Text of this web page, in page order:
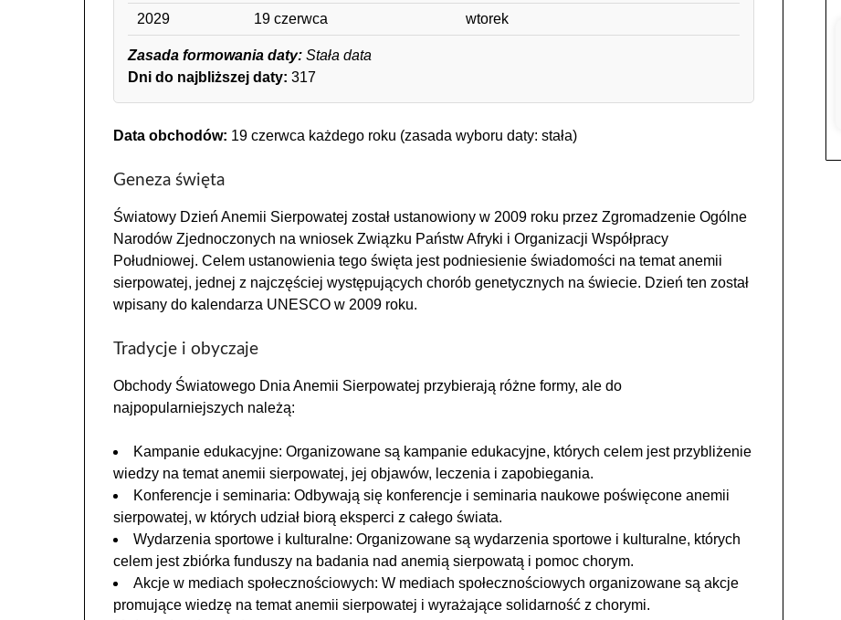
2029 19 czerwca wtorek
Zasada formowania daty:Stała data
Dni do najbliższej daty: 317
Data obchodów: 19 czerwca każdego roku (zasada wyboru daty: stała)
Geneza święta
Światowy Dzień Anemii Sierpowatej został ustanowiony w 2009 roku przez Zgromadzenie Ogólne
Narodów Zjednoczonych na wniosek Związku Państw Afryki i Organizacji Współpracy
Południowej. Celem ustanowienia tego święta jest podniesienie świadomości na temat anemii
sierpowatej, jednej z najczęściej występujących chorób genetycznych na świecie. Dzień ten został
wpisany do kalendarza UNESCO w 2009 roku.
Tradycje i obyczaje
Obchody Światowego Dnia Anemii Sierpowatej przybierają różne formy, ale do
najpopularniejszych należą:
Kampanie edukacyjne: Organizowane są kampanie edukacyjne, których celem jest przybliżenie
wiedzy na temat anemii sierpowatej, jej objawów, leczenia i zapobiegania.
Konferencje i seminaria: Odbywają się konferencje i seminaria naukowe poświęcone anemii
sierpowatej, w których udział biorą eksperci z całego świata.
Wydarzenia sportowe i kulturalne: Organizowane są wydarzenia sportowe i kulturalne, których
celem jest zbiórka funduszy na badania nad anemią sierpowatą i pomoc chorym.
Akcje w mediach społecznościowych: W mediach społecznościowych organizowane są akcje
promujące wiedzę na temat anemii sierpowatej i wyrażające solidarność z chorymi.